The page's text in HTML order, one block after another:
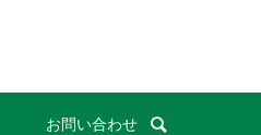
お問い合わせ